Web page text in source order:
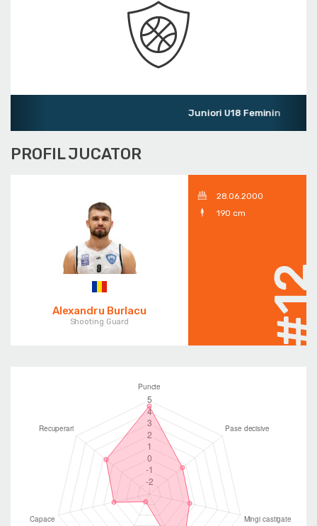
Juniori U18 Feminin
PROFIL JUCATOR
Alexandru Burlacu
Shooting Guard
28.06.2000
190 cm